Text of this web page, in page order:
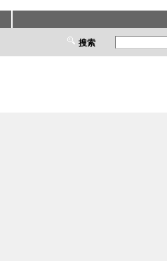
搜索